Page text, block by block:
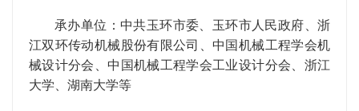
承办单位：中共玉环市委、玉环市人民政府、浙
江双环传动机械股份有限公司、中国机械工程学会机
械设计分会、中国机械工程学会工业设计分会、浙江
大学、湖南大学等